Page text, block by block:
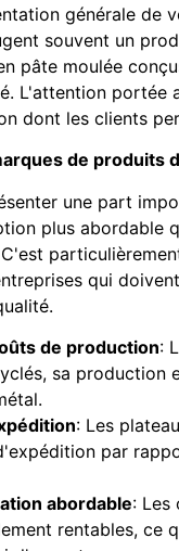
générale de
souvent un
pâte moulée
L'attention portée
dont les clients
de produits
une part
plus abordable
qui
de production:
sa production
: Les
par
abordable: Les
rentables, ce